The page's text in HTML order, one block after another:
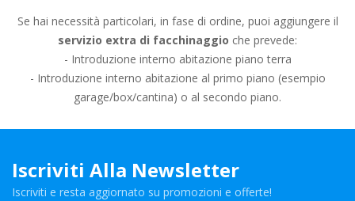
Se hai necessità particolari, in fase di ordine, puoi aggiungere il
servizio extra di facchinaggio che prevede:
- Introduzione interno abitazione piano terra
- Introduzione interno abitazione al primo piano (esempio
garage/box/cantina) o al secondo piano.
Iscriviti Alla Newsletter
Iscriviti e resta aggiornato su promozioni e offerte!